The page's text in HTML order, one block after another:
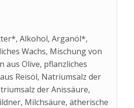
Alkohol, Arganöl*,
Wachs, Mischung von
aus Olive, pflanzliches
Reisöl, Natriumsalz der
der Anissäure,
Milchsäure, ätherische